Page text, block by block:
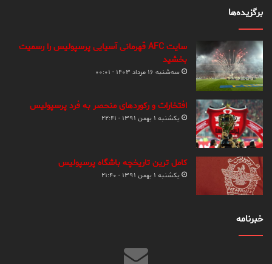
برگزیده‌ها
سایت AFC قهرمانی آسیایی پرسپولیس را رسمیت
بخشید
سه‌شنبه ۱۶ مرداد ۱۴۰۳ - ۰۰:۰۱
افتخارات و رکوردهای منحصر به فرد پرسپولیس
یکشنبه ۱ بهمن ۱۳۹۱ - ۲۲:۴۱
کامل ترین تاریخچه باشگاه پرسپولیس
یکشنبه ۱ بهمن ۱۳۹۱ - ۲۱:۴۰
خبرنامه